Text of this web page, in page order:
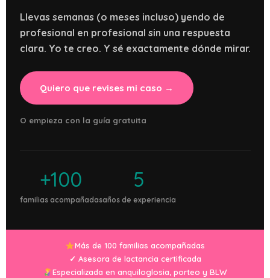
Llevas semanas (o meses incluso) yendo de
profesional en profesional sin una respuesta
clara. Yo te creo. Y sé exactamente dónde mirar.
Quiero que revises mi caso →
O empieza con la guía gratuita
+100
familias acompañadas
5
años de experiencia
Más de 100 familias acompañadas
✓ Asesora de lactancia certificada
Especializada en anquiloglosia, porteo y BLW